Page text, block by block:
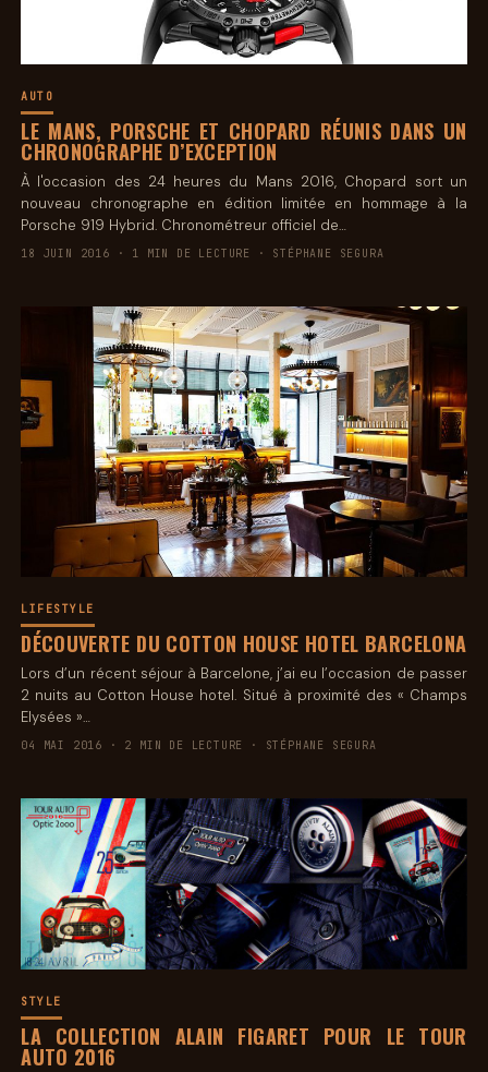
AUTO
LE MANS, PORSCHE ET CHOPARD RÉUNIS DANS UN
CHRONOGRAPHE D’EXCEPTION
À l'occasion des 24 heures du Mans 2016, Chopard sort un
nouveau chronographe en édition limitée en hommage à la
Porsche 919 Hybrid. Chronométreur officiel de…
18 JUIN 2016 · 1 MIN DE LECTURE · STÉPHANE SEGURA
LIFESTYLE
DÉCOUVERTE DU COTTON HOUSE HOTEL BARCELONA
Lors d’un récent séjour à Barcelone, j’ai eu l’occasion de passer
2 nuits au Cotton House hotel. Situé à proximité des « Champs
Elysées »…
04 MAI 2016 · 2 MIN DE LECTURE · STÉPHANE SEGURA
STYLE
LA COLLECTION ALAIN FIGARET POUR LE TOUR
AUTO 2016